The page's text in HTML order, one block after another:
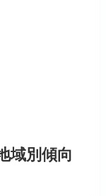
域別傾向